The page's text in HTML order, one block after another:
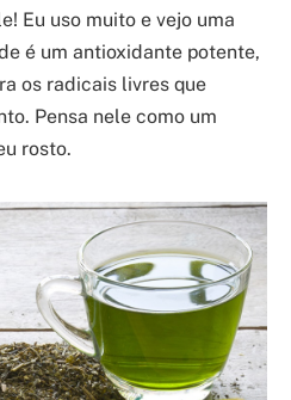
Eu uso muito e vejo uma
é um antioxidante potente,
os radicais livres que
Pensa nele como um
rosto.